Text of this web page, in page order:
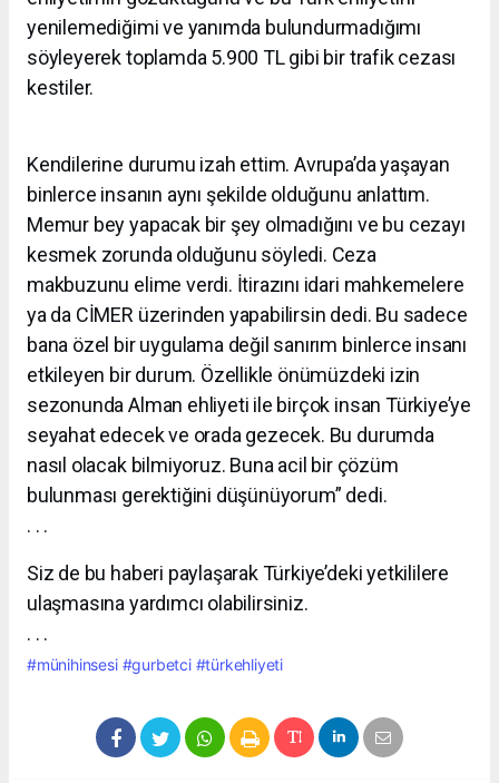
yenilemediğimi ve yanımda bulundurmadığımı
söyleyerek toplamda 5.900 TL gibi bir trafik cezası
kestiler.
Kendilerine durumu izah ettim. Avrupa’da yaşayan
binlerce insanın aynı şekilde olduğunu anlattım.
Memur bey yapacak bir şey olmadığını ve bu cezayı
kesmek zorunda olduğunu söyledi. Ceza
makbuzunu elime verdi. İtirazını idari mahkemelere
ya da CİMER üzerinden yapabilirsin dedi. Bu sadece
bana özel bir uygulama değil sanırım binlerce insanı
etkileyen bir durum. Özellikle önümüzdeki izin
sezonunda Alman ehliyeti ile birçok insan Türkiye’ye
seyahat edecek ve orada gezecek. Bu durumda
nasıl olacak bilmiyoruz. Buna acil bir çözüm
bulunması gerektiğini düşünüyorum” dedi.
. . .
Siz de bu haberi paylaşarak Türkiye’deki yetkililere
ulaşmasına yardımcı olabilirsiniz.
. . .
#münihinsesi #gurbetci #türkehliyeti